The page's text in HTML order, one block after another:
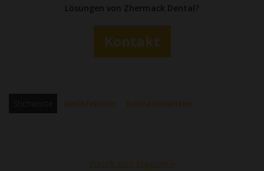
Lösungen von Zhermack Dental?
Kontakt
desinfektion kontaminanten
Zurück zum Magazin »